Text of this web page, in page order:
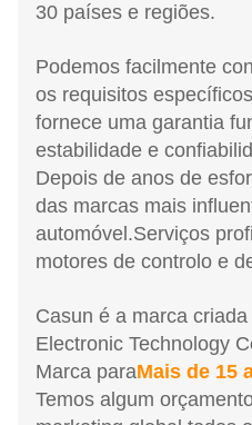
30 países e regiões.
Podemos facilmente
os requisitos
fornece uma garantia
estabilidade e
Depois de anos de
das marcas mais
automóvel.Serviços
motores de controlo e
Casun é a marca
Electronic Technology
Marca paraMais de 15
Temos algum